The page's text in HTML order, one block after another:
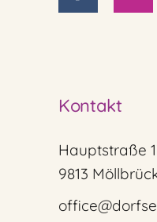
Kontakt
Hauptstraße
9813